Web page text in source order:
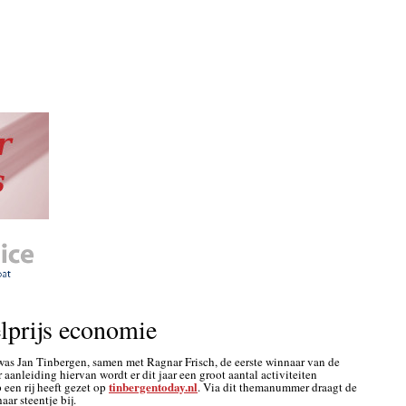
economie
Jan Tinbergen, samen met Ragnar Frisch, de eerste winnaar van de
aanleiding hiervan wordt er dit jaar een groot aantal activiteiten
rij heeft gezet op tinbergentoday.nl. Via dit themanummer draagt de
steentje bij.